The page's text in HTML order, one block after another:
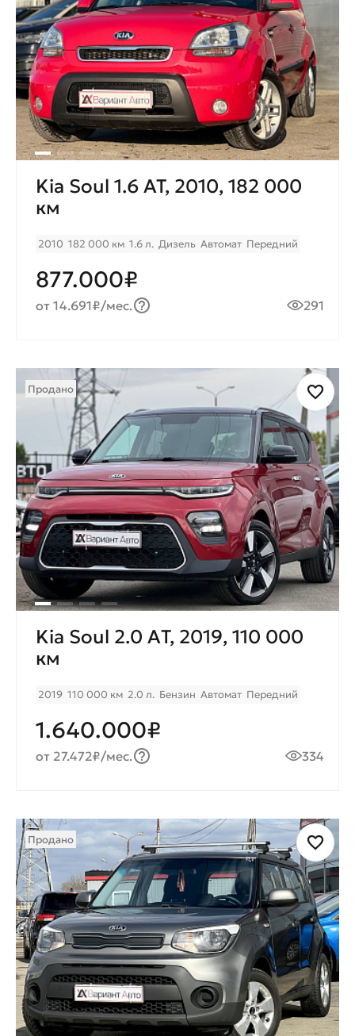
Kia Soul 1.6 AT, 2010, 182 000
км
2010 182 000 км 1.6 л. Дизель Автомат Передний
877.000₽
от 14.691₽/мес. 291
Продано
Kia Soul 2.0 AТ, 2019, 110 000
км
2019 110 000 км 2.0 л. Бензин Автомат Передний
1.640.000₽
от 27.472₽/мес. 334
Продано